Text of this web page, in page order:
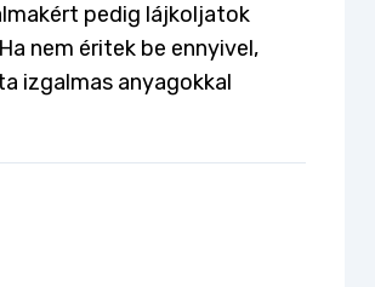
pedig lájkoljatok
nem éritek be ennyivel,
izgalmas anyagokkal